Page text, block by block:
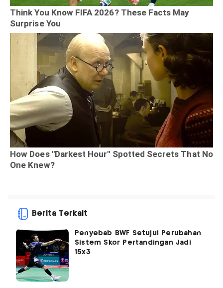
Berita Terkait
Penyebab BWF Setujui Perubahan
Sistem Skor Pertandingan Jadi
15x3